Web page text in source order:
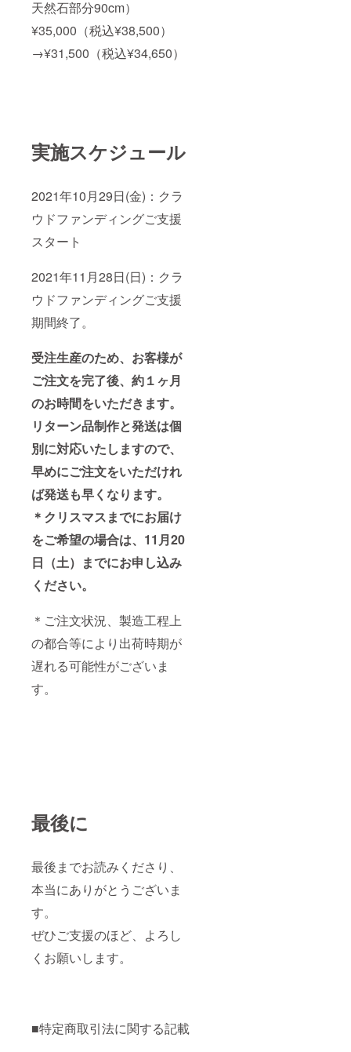
天然石部分90cm）
¥35,000（税込¥38,500）
→¥31,500（税込¥34,650）
実施スケジュール
2021年10月29日(金)：クラ
ウドファンディングご支援
スタート
2021年11月28日(日)：クラ
ウドファンディングご支援
期間終了。
受注生産のため、お客様が
ご注文を完了後、約１ヶ月
のお時間をいただきます。
リターン品制作と発送は個
別に対応いたしますので、
早めにご注文をいただけれ
ば発送も早くなります。
＊クリスマスまでにお届け
をご希望の場合は、11月20
日（土）までにお申し込み
ください。
＊ご注文状況、製造工程上
の都合等により出荷時期が
遅れる可能性がございま
す。
最後に
最後までお読みくださり、
本当にありがとうございま
す。
ぜひご支援のほど、よろし
くお願いします。
■特定商取引法に関する記載